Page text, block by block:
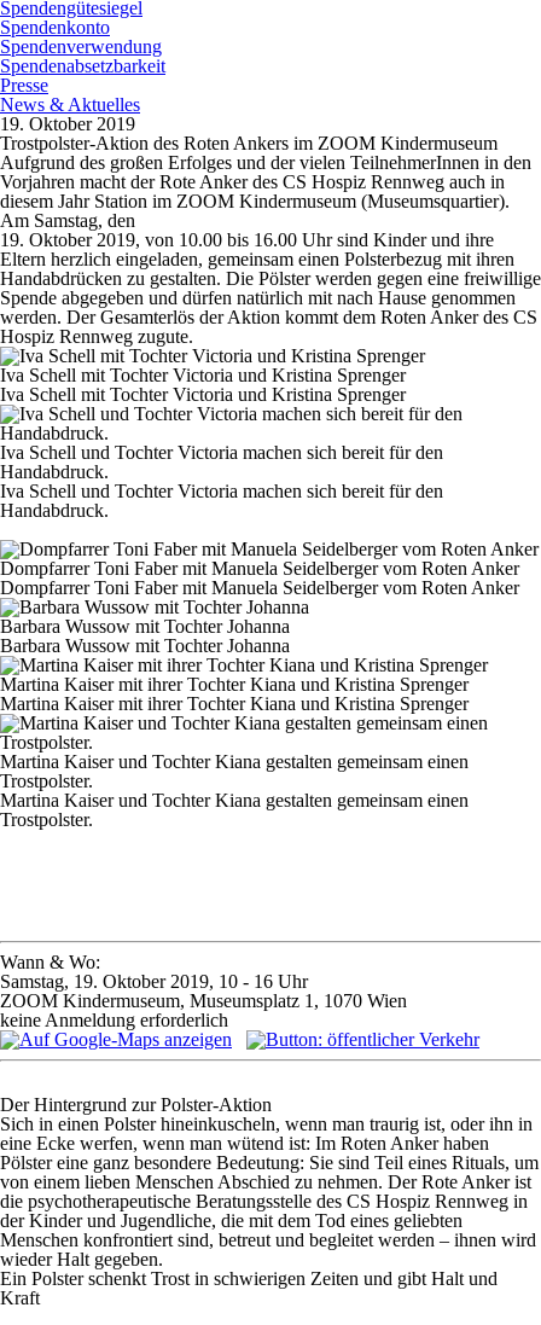
Spendengütesiegel
Spendenkonto
Spendenverwendung
Spendenabsetzbarkeit
Presse
News & Aktuelles
19. Oktober 2019
Trostpolster-Aktion des Roten Ankers im ZOOM Kindermuseum
Aufgrund des großen Erfolges und der vielen TeilnehmerInnen in den
Vorjahren macht der Rote Anker des CS Hospiz Rennweg auch in
diesem Jahr Station im ZOOM Kindermuseum (Museumsquartier).
Am Samstag, den
19. Oktober 2019, von 10.00 bis 16.00 Uhr sind Kinder und ihre
Eltern herzlich eingeladen, gemeinsam einen Polsterbezug mit ihren
Handabdrücken zu gestalten. Die Pölster werden gegen eine freiwillige
Spende abgegeben und dürfen natürlich mit nach Hause genommen
werden. Der Gesamterlös der Aktion kommt dem Roten Anker des CS
Hospiz Rennweg zugute.
Iva Schell mit Tochter Victoria und Kristina Sprenger
Iva Schell mit Tochter Victoria und Kristina Sprenger
Iva Schell und Tochter Victoria machen sich bereit für den
Handabdruck.
Iva Schell und Tochter Victoria machen sich bereit für den
Handabdruck.
Dompfarrer Toni Faber mit Manuela Seidelberger vom Roten Anker
Dompfarrer Toni Faber mit Manuela Seidelberger vom Roten Anker
Barbara Wussow mit Tochter Johanna
Barbara Wussow mit Tochter Johanna
Martina Kaiser mit ihrer Tochter Kiana und Kristina Sprenger
Martina Kaiser mit ihrer Tochter Kiana und Kristina Sprenger
Martina Kaiser und Tochter Kiana gestalten gemeinsam einen
Trostpolster.
Martina Kaiser und Tochter Kiana gestalten gemeinsam einen
Trostpolster.
Wann & Wo:
Samstag, 19. Oktober 2019, 10 - 16 Uhr
ZOOM Kindermuseum, Museumsplatz 1, 1070 Wien
keine Anmeldung erforderlich
Der Hintergrund zur Polster-Aktion
Sich in einen Polster hineinkuscheln, wenn man traurig ist, oder ihn in
eine Ecke werfen, wenn man wütend ist: Im Roten Anker haben
Pölster eine ganz besondere Bedeutung: Sie sind Teil eines Rituals, um
von einem lieben Menschen Abschied zu nehmen. Der Rote Anker ist
die psychotherapeutische Beratungsstelle des CS Hospiz Rennweg in
der Kinder und Jugendliche, die mit dem Tod eines geliebten
Menschen konfrontiert sind, betreut und begleitet werden – ihnen wird
wieder Halt gegeben.
Ein Polster schenkt Trost in schwierigen Zeiten und gibt Halt und
Kraft